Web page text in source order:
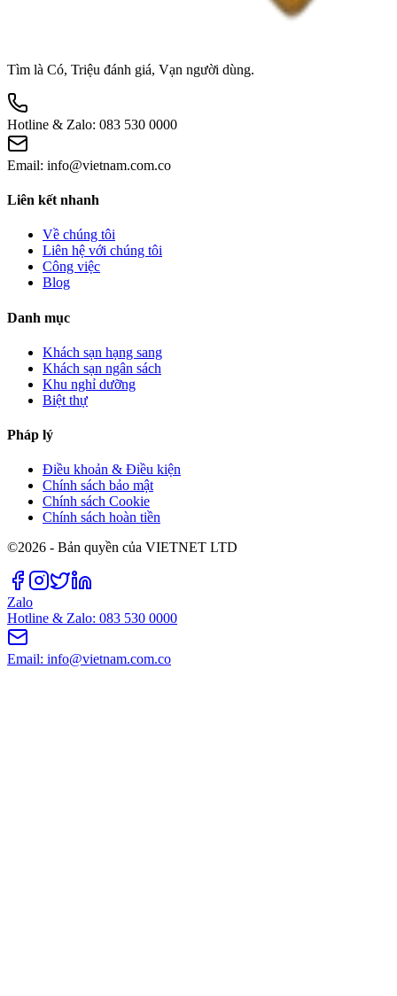
Tìm là Có, Triệu đánh giá, Vạn người dùng.
Hotline & Zalo: 083 530 0000
Email: info@vietnam.com.co
Liên kết nhanh
Về chúng tôi
Liên hệ với chúng tôi
Công việc
Blog
Danh mục
Khách sạn hạng sang
Khách sạn ngân sách
Khu nghỉ dưỡng
Biệt thự
Pháp lý
Điều khoản & Điều kiện
Chính sách bảo mật
Chính sách Cookie
Chính sách hoàn tiền
©2026 - Bản quyền của VIETNET LTD
Zalo
Hotline & Zalo: 083 530 0000
Email: info@vietnam.com.co